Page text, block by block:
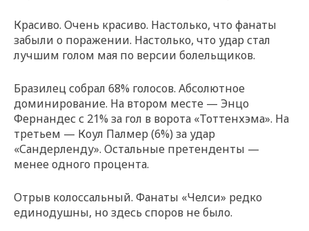
Красиво. Очень красиво. Настолько, что фанаты
забыли о поражении. Настолько, что удар стал
лучшим голом мая по версии болельщиков.
Бразилец собрал 68% голосов. Абсолютное
доминирование. На втором месте — Энцо
Фернандес с 21% за гол в ворота «Тоттенхэма». На
третьем — Коул Палмер (6%) за удар
«Сандерленду». Остальные претенденты —
менее одного процента.
Отрыв колоссальный. Фанаты «Челси» редко
единодушны, но здесь споров не было.